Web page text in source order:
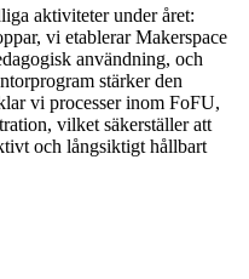
aktiviteter under året:
vi etablerar Makerspace
användning, och
stärker den
vi processer inom FoFU,
vilket säkerställer att
och långsiktigt hållbart